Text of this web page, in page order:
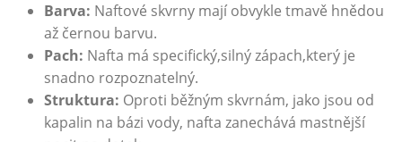
Barva: Naftové skvrny mají obvykle tmavě hnědou
až černou barvu.
Pach: Nafta má specifický,silný zápach,který je
snadno rozpoznatelný.
Struktura: Oproti běžným skvrnám, jako jsou od
kapalin na bázi vody, nafta zanechává mastnější